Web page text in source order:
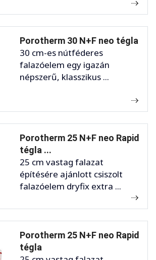
Porotherm 30 N+F neo tégla
30 cm-es nútféderes
falazóelem egy igazán
népszerű, klasszikus ...
Porotherm 25 N+F neo Rapid
tégla ...
25 cm vastag falazat
építésére ajánlott csiszolt
falazóelem dryfix extra ...
Porotherm 25 N+F neo Rapid
tégla